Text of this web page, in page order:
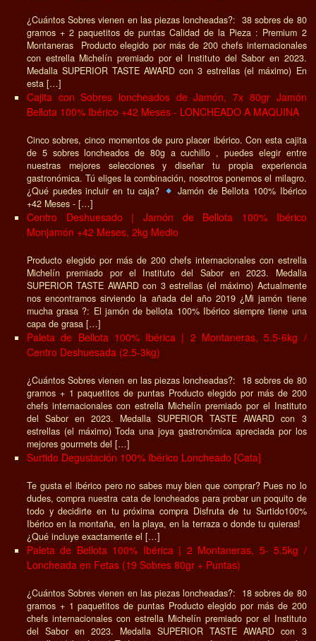
¿Cuántos Sobres vienen en las piezas loncheadas?: 38 sobres de 80
gramos + 2 paquetitos de puntas Calidad de la Pieza : Premium 2
Montaneras Producto elegido por más de 200 chefs internacionales
con estrella Michelín premiado por el Instituto del Sabor en 2023.
Medalla SUPERIOR TASTE AWARD con 3 estrellas (el máximo) En
esta […]
Cajita con Sobres loncheados de Jamón, 7x 80gr Jamón
Bellota 100% Ibérico +42 Meses - LONCHEADO A MAQUINA
Cinco sobres, cinco momentos de puro placer ibérico. Con esta cajita
de 5 sobres loncheados de 80g a cuchillo , puedes elegir entre
nuestras mejores selecciones y diseñar tu propia experiencia
gastronómica. Tú eliges la combinación, nosotros ponemos el milagro.
¿Qué puedes incluir en tu caja?
Jamón de Bellota 100% Ibérico
+42 Meses - […]
Centro Deshuesado | Jamón de Bellota 100% Ibérico
Monjamón +42 Meses, 2kg Medio
Producto elegido por más de 200 chefs internacionales con estrella
Michelín premiado por el Instituto del Sabor en 2023. Medalla
SUPERIOR TASTE AWARD con 3 estrellas (el máximo) Actualmente
nos encontramos sirviendo la añada del año 2019 ¿Mi jamón tiene
mucha grasa ?: El jamón de bellota 100% Ibérico siempre tiene una
capa de grasa […]
Paleta de Bellota 100% Ibérica | 2 Montaneras, 5.5-6kg /
Centro Deshuesada (2.5-3kg)
¿Cuántos Sobres vienen en las piezas loncheadas?: 18 sobres de 80
gramos + 1 paquetitos de puntas Producto elegido por más de 200
chefs internacionales con estrella Michelín premiado por el Instituto
del Sabor en 2023. Medalla SUPERIOR TASTE AWARD con 3
estrellas (el máximo) Toda una joya gastronómica apreciada por los
mejores gourmets del […]
Surtido Degustación 100% Ibérico Loncheado [Cata]
Te gusta el ibérico pero no sabes muy bien que comprar? Pues no lo
dudes, compra nuestra cata de loncheados para probar un poquito de
todo y decidirte en tu próxima compra Disfruta de tu Surtido100%
Ibérico en la montaña, en la playa, en la terraza o donde tu quieras!
¿Qué incluye exactamente el […]
Paleta de Bellota 100% Ibérica | 2 Montaneras, 5- 5.5kg /
Loncheada en Fetas (19 Sobres 80gr + Puntas)
¿Cuántos Sobres vienen en las piezas loncheadas?: 18 sobres de 80
gramos + 1 paquetitos de puntas Producto elegido por más de 200
chefs internacionales con estrella Michelín premiado por el Instituto
del Sabor en 2023. Medalla SUPERIOR TASTE AWARD con 3